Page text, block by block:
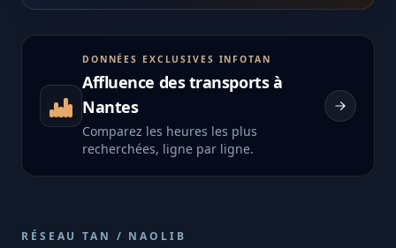
DONNÉES EXCLUSIVES INFOTAN
Affluence des transports à
Nantes
Comparez les heures les plus
recherchées, ligne par ligne.
RÉSEAU TAN / NAOLIB